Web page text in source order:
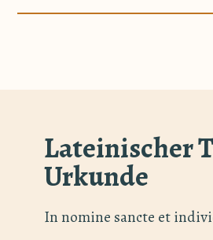
Lateinischer
Urkunde
In nomine sancte et